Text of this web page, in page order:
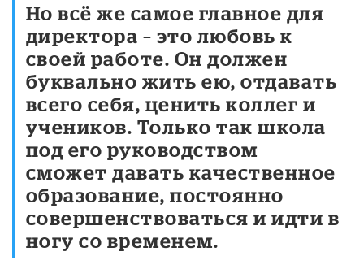
Но всё же самое главное для
директора – это любовь к
своей работе. Он должен
буквально жить ею, отдавать
всего себя, ценить коллег и
учеников. Только так школа
под его руководством
сможет давать качественное
образование, постоянно
совершенствоваться и идти в
ногу со временем.